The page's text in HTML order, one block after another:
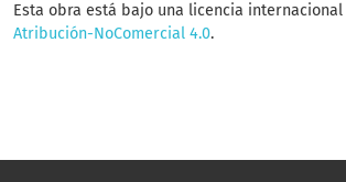
Esta obra está bajo una licencia internacional
Atribución-NoComercial 4.0.